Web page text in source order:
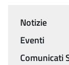
Menu
Notizie
Eventi
Comunicati